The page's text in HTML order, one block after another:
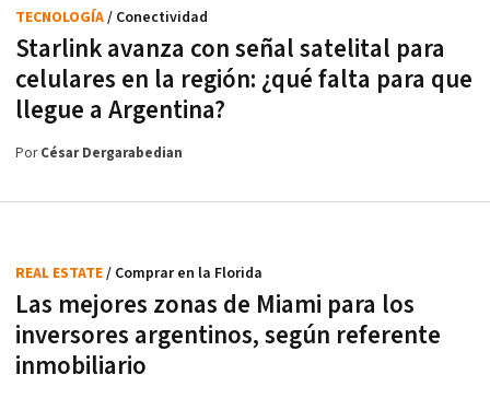
Starlink avanza con señal satelital para
celulares en la región: ¿qué falta para que
llegue a Argentina?
TECNOLOGÍA/ Conectividad
PorCésar Dergarabedian
Las mejores zonas de Miami para los
inversores argentinos, según referente
inmobiliario
REAL ESTATE/ Comprar en la Florida